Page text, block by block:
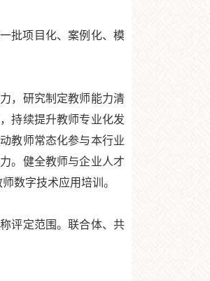
批项目化、案例化、模
，研究制定教师能力清
持续提升教师专业化发
教师常态化参与本行业
。健全教师与企业人才
数字技术应用培训。
评定范围。联合体、共